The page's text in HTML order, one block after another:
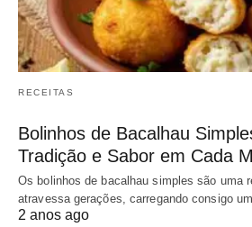
RECEITAS
Bolinhos de Bacalhau
Tradição e Sabor em Cada
Os bolinhos de bacalhau simples são uma
atravessa gerações, carregando consigo
2 anos ago